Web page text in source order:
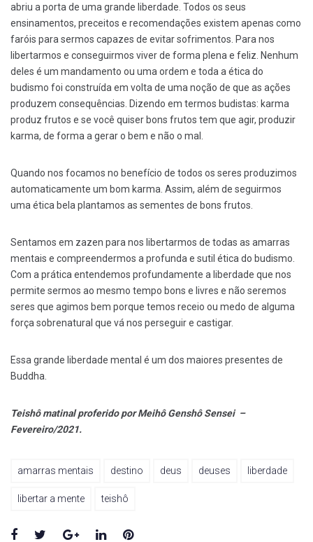
abriu a porta de uma grande liberdade. Todos os seus
ensinamentos, preceitos e recomendações existem apenas como
faróis para sermos capazes de evitar sofrimentos. Para nos
libertarmos e conseguirmos viver de forma plena e feliz. Nenhum
deles é um mandamento ou uma ordem e toda a ética do
budismo foi construída em volta de uma noção de que as ações
produzem consequências. Dizendo em termos budistas: karma
produz frutos e se você quiser bons frutos tem que agir, produzir
karma, de forma a gerar o bem e não o mal.
Quando nos focamos no benefício de todos os seres produzimos
automaticamente um bom karma. Assim, além de seguirmos
uma ética bela plantamos as sementes de bons frutos.
Sentamos em zazen para nos libertarmos de todas as amarras
mentais e compreendermos a profunda e sutil ética do budismo.
Com a prática entendemos profundamente a liberdade que nos
permite sermos ao mesmo tempo bons e livres e não seremos
seres que agimos bem porque temos receio ou medo de alguma
força sobrenatural que vá nos perseguir e castigar.
Essa grande liberdade mental é um dos maiores presentes de
Buddha.
Teishô matinal proferido por Meihô Genshô Sensei –
Fevereiro/2021.
amarras mentais destino deus deuses liberdade
libertar a mente teishô
Facebook
TwitterGoogle+LinkedInPinterest